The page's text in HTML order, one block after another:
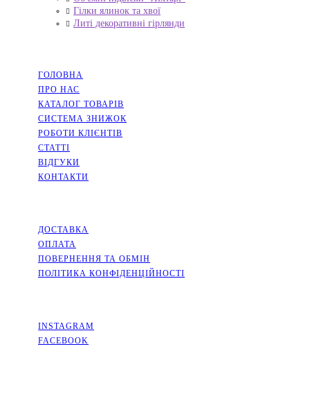
Гілки ялинок та хвої
Литі декоративні гірлянди
ГОЛОВНА
ПРО НАС
КАТАЛОГ ТОВАРІВ
СИСТЕМА ЗНИЖОК
РОБОТИ КЛІЄНТІВ
СТАТТІ
ВІДГУКИ
КОНТАКТИ
ДОСТАВКА
ОПЛАТА
ПОВЕРНЕННЯ ТА ОБМІН
ПОЛІТИКА КОНФІДЕНЦІЙНОСТІ
INSTAGRAM
FACEBOOK